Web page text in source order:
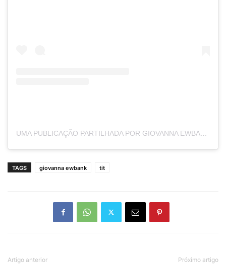
UMA PUBLICAÇÃO PARTILHADA POR GIOVANNA EWBANK (@GIOEWBANK)
TAGS giovanna ewbank tit
Artigo anterior Próximo artigo